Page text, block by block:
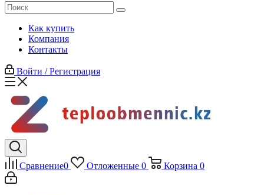
Как купить
Компания
Контакты
Войти / Регистрация
Сравнение0 Отложенные 0 Корзина 0